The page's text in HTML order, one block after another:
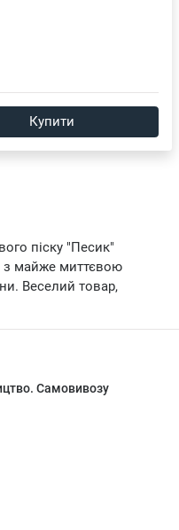
піску "Песик"
з майже миттєвою
Веселий товар,
Купити
Самовивозу